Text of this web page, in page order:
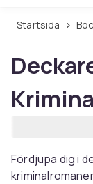
Startsida
Fördjupa dig i